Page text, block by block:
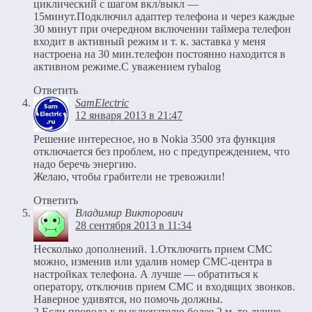
циклический с шагом вкл/выкл —
15минут.Подключил адаптер телефона и через каждые
30 минут при очередном включении таймера телефон
входит в активный режим и т. к. заставка у меня
настроена на 30 мин.телефон постоянно находится в
активном режиме.С уважением rybalog
Ответить
SamElectric
12 января 2013 в 21:47
Решение интересное, но в Nokia 3500 эта функция
отключается без проблем, но с предупреждением, что
надо беречь энергию.
Желаю, чтобы грабители не тревожили!
Ответить
Владимир Викторович
28 сентября 2013 в 11:34
Несколько дополнений. 1.Отключить прием СМС
можно, изменив или удалив номер СМС-центра в
настройках телефона. А лучше — обратиться к
оператору, отключив прием СМС и входящих звонков.
Наверное удивятся, но помочь должны.